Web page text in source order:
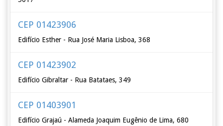
CEP 01423906
Edifício Esther - Rua José Maria Lisboa, 368
CEP 01423902
Edifício Gibraltar - Rua Batataes, 349
CEP 01403901
Edifício Grajaú - Alameda Joaquim Eugênio de Lima, 680